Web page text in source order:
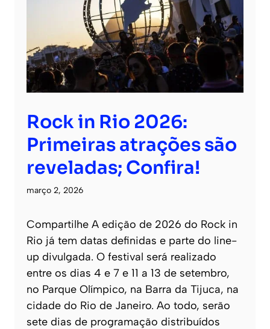
Rock in Rio 2026:
Primeiras atrações são
reveladas; Confira!
março 2, 2026
Compartilhe A edição de 2026 do Rock in
Rio já tem datas definidas e parte do line-
up divulgada. O festival será realizado
entre os dias 4 e 7 e 11 a 13 de setembro,
no Parque Olímpico, na Barra da Tijuca, na
cidade do Rio de Janeiro. Ao todo, serão
sete dias de programação distribuídos